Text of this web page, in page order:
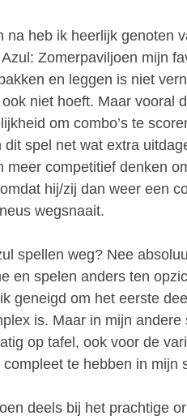
na heb ik heerlijk genoten
Zomerpaviljoen mijn
en leggen is niet
niet hoeft. Maar vooral
om combo’s te
spel net wat extra
meer competitief denken
hij/zij dan weer een
wegsnaait.
spellen weg? Nee
en spelen anders ten
geneigd om het eerste
is. Maar in mijn
op tafel, ook voor de
te hebben in mijn
deels bij het prachtige